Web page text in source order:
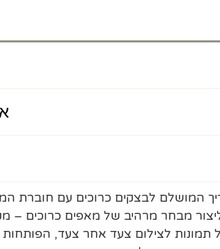
מבחר מרהיב של מאפים כרוכים –
תמונות לצילום צעד אחר צעד,